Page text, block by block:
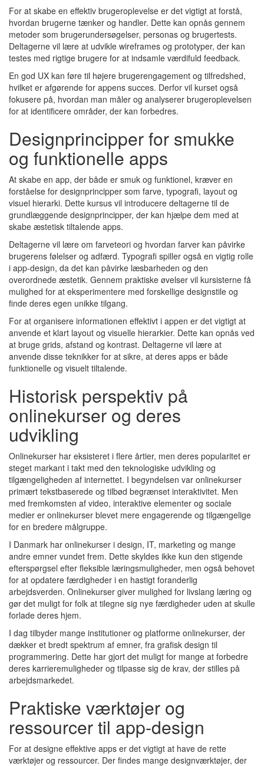
For at skabe en effektiv brugeroplevelse er det vigtigt at forstå,
hvordan brugerne tænker og handler. Dette kan opnås gennem
metoder som brugerundersøgelser, personas og brugertests.
Deltagerne vil lære at udvikle wireframes og prototyper, der kan
testes med rigtige brugere for at indsamle værdifuld feedback.
En god UX kan føre til højere brugerengagement og tilfredshed,
hvilket er afgørende for appens succes. Derfor vil kurset også
fokusere på, hvordan man måler og analyserer brugeroplevelsen
for at identificere områder, der kan forbedres.
Designprincipper for smukke
og funktionelle apps
At skabe en app, der både er smuk og funktionel, kræver en
forståelse for designprincipper som farve, typografi, layout og
visuel hierarki. Dette kursus vil introducere deltagerne til de
grundlæggende designprincipper, der kan hjælpe dem med at
skabe æstetisk tiltalende apps.
Deltagerne vil lære om farveteori og hvordan farver kan påvirke
brugerens følelser og adfærd. Typografi spiller også en vigtig rolle
i app-design, da det kan påvirke læsbarheden og den
overordnede æstetik. Gennem praktiske øvelser vil kursisterne få
mulighed for at eksperimentere med forskellige designstile og
finde deres egen unikke tilgang.
For at organisere informationen effektivt i appen er det vigtigt at
anvende et klart layout og visuelle hierarkier. Dette kan opnås ved
at bruge grids, afstand og kontrast. Deltagerne vil lære at
anvende disse teknikker for at sikre, at deres apps er både
funktionelle og visuelt tiltalende.
Historisk perspektiv på
onlinekurser og deres
udvikling
Onlinekurser har eksisteret i flere årtier, men deres popularitet er
steget markant i takt med den teknologiske udvikling og
tilgængeligheden af internettet. I begyndelsen var onlinekurser
primært tekstbaserede og tilbød begrænset interaktivitet. Men
med fremkomsten af video, interaktive elementer og sociale
medier er onlinekurser blevet mere engagerende og tilgængelige
for en bredere målgruppe.
I Danmark har onlinekurser i design, IT, marketing og mange
andre emner vundet frem. Dette skyldes ikke kun den stigende
efterspørgsel efter fleksible læringsmuligheder, men også behovet
for at opdatere færdigheder i en hastigt foranderlig
arbejdsverden. Onlinekurser giver mulighed for livslang læring og
gør det muligt for folk at tilegne sig nye færdigheder uden at skulle
forlade deres hjem.
I dag tilbyder mange institutioner og platforme onlinekurser, der
dækker et bredt spektrum af emner, fra grafisk design til
programmering. Dette har gjort det muligt for mange at forbedre
deres karrieremuligheder og tilpasse sig de krav, der stilles på
arbejdsmarkedet.
Praktiske værktøjer og
ressourcer til app-design
For at designe effektive apps er det vigtigt at have de rette
værktøjer og ressourcer. Der findes mange designværktøjer, der